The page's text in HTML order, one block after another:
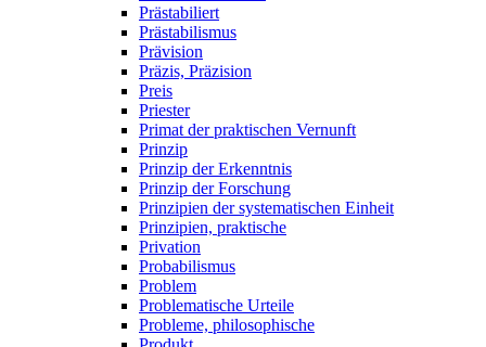
Prästabiliert
Prästabilismus
Prävision
Präzis, Präzision
Preis
Priester
Primat der praktischen Vernunft
Prinzip
Prinzip der Erkenntnis
Prinzip der Forschung
Prinzipien der systematischen Einheit
Prinzipien, praktische
Privation
Probabilismus
Problem
Problematische Urteile
Probleme, philosophische